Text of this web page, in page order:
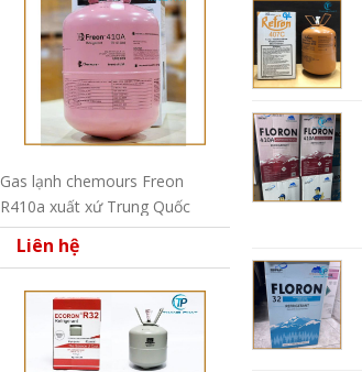
Gas lạnh chemours Freon
R410a xuất xứ Trung Quốc
Liên hệ